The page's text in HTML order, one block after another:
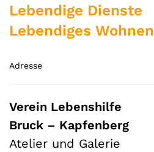
Lebendige Dienste
Lebendiges Wohnen
Adresse
Verein Lebenshilfe
Bruck – Kapfenberg
Atelier und Galerie